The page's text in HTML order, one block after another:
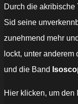
Durch die
Sid seine
zunehmend mehr
lockt, unter
und die Band
„Ausexen“
von
Hier klicken, um den